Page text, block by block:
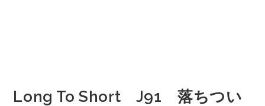
Long To Short J91 落ちつい